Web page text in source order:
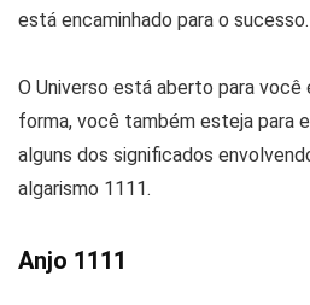
está encaminhado para o sucesso.
O Universo está aberto para você
forma, você também esteja para
alguns dos significados
algarismo 1111.
Anjo 1111